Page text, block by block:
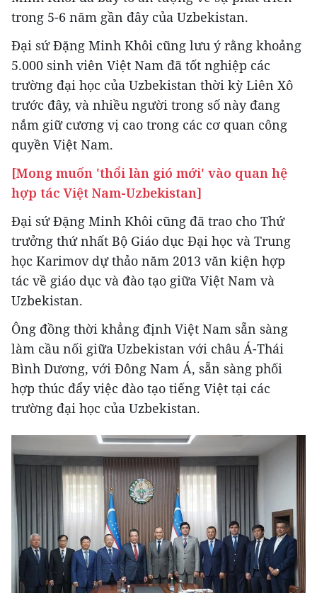
trong 5-6 năm gần đây của Uzbekistan.
Đại sứ Đặng Minh Khôi cũng lưu ý rằng khoảng
5.000 sinh viên Việt Nam đã tốt nghiệp các
trường đại học của Uzbekistan thời kỳ Liên Xô
trước đây, và nhiều người trong số này đang
nắm giữ cương vị cao trong các cơ quan công
quyền Việt Nam.
[Mong muốn 'thổi làn gió mới' vào quan hệ
hợp tác Việt Nam-Uzbekistan]
Đại sứ Đặng Minh Khôi cũng đã trao cho Thứ
trưởng thứ nhất Bộ Giáo dục Đại học và Trung
học Karimov dự thảo năm 2013 văn kiện hợp
tác về giáo dục và đào tạo giữa Việt Nam và
Uzbekistan.
Ông đồng thời khẳng định Việt Nam sẵn sàng
làm cầu nối giữa Uzbekistan với châu Á-Thái
Bình Dương, với Đông Nam Á, sẵn sàng phối
hợp thúc đẩy việc đào tạo tiếng Việt tại các
trường đại học của Uzbekistan.